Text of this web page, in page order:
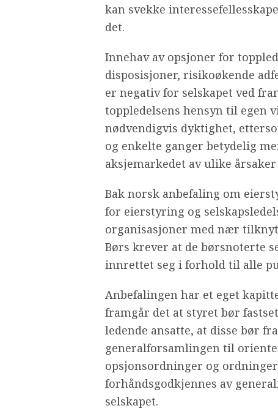
kan svekke
det.
Innehav av opsjoner for
disposisjoner, risikoøkende
er negativ for selskapet ved
toppledelsens hensyn til egen
nødvendigvis dyktighet,
og enkelte ganger betydelig
aksjemarkedet av ulike
Bak norsk anbefaling om
for eierstyring og
organisasjoner med nær
Børs krever at de børsnoterte
innrettet seg i forhold til alle
Anbefalingen har et eget
framgår det at styret bør
ledende ansatte, at disse bør
generalforsamlingen til
opsjonsordninger og
forhåndsgodkjennes av
selskapet.